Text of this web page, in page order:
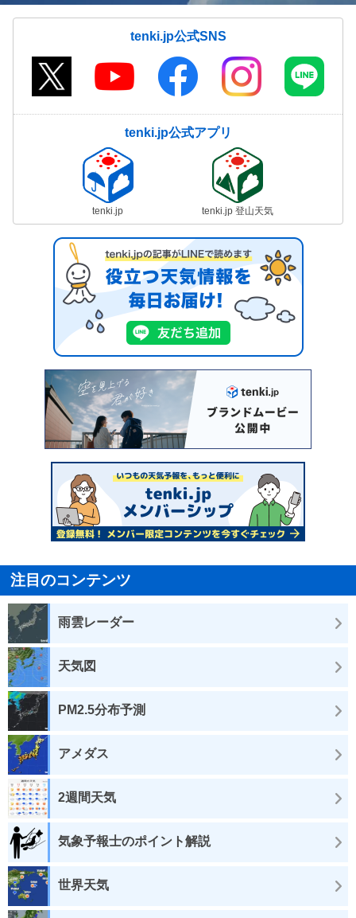
tenki.jp公式SNS
tenki.jp公式アプリ
tenki.jp tenki.jp 登山天気
注目のコンテンツ
雨雲レーダー
天気図
PM2.5分布予測
アメダス
2週間天気
気象予報士のポイント解説
世界天気